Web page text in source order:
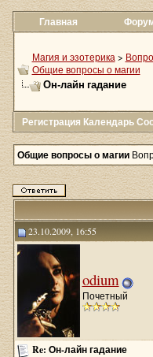
Главная
Магия и эзотерика >
Общие вопросы о магии
Он-лайн гадание
Регистрация Календарь
Общие вопросы о магии
23.10.2009, 16:55
odium
Почетный
Re: Он-лайн гадание